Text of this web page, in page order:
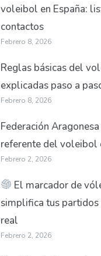
voleibol en España:
contactos
Febrero 8, 2026
Reglas básicas del
explicadas paso a
Febrero 8, 2026
Federación
referente del voleibol
Febrero 2, 2026
El marcador de
simplifica tus partidos
real
Febrero 2, 2026